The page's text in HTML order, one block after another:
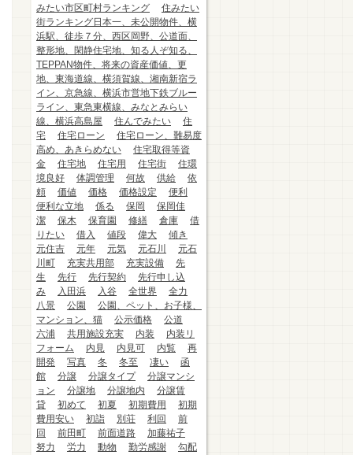
みたい市区町村ランキング
住みたい
街ランキング日本一、未公開物件、横
浜駅、徒歩７分、西区岡野、公道面、
整形地、閑静住宅地、知る人ぞ知る、
TEPPAN物件、将来の資産価値、更
地、東海道線、横須賀線、湘南新宿ラ
イン、京急線、横浜市営地下鉄ブルー
ライン、東急東横線、みなとみらい
線、横浜高島屋
住んでみたい
住
宅
住宅ローン
住宅ローン、難易度
高め、あきらめない
住宅取得等資
金
住宅地 住宅用 住宅街
住環
境良好
体調管理 何故 供給
依
頼
価値 価格 価格設定
便利
便利な立地
係る 保岡
保岡佳
潔
保木 保育園 修繕 倉庫
借
りたい
借入 値段 偉大
傾き
元住吉
元年 元気 元石川
元石
川町
充実共用部 充実設備
先
生
先行 先行契約
先行申し込
み
入田浜 入谷 全世界
全力
八景
公園
公園、ペット、お子様、
マンション、猫
公示価格
公道
六浦
共用施設充実 内装
内装リ
フォーム
内見 内見可 内覧
再
開発
写真 冬 冬至 凄い
函
館
分譲 分譲タイプ
分譲マンシ
ョン
分譲地 分譲地内
分譲賃
貸
初めて 初夏 初期費用
初期
費用安い
初詣 別荘 利回
前
回
前田町 前面道路
加藤祐子
努力
労力 動物 勤労感謝
勾配